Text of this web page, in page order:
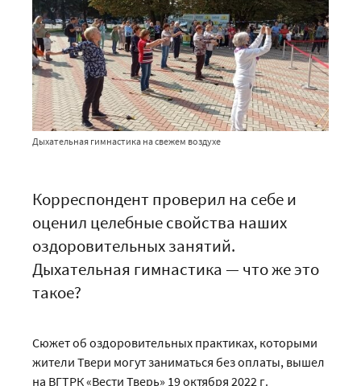
Дыхательная гимнастика на свежем воздухе
Корреспондент проверил на себе и
оценил целебные свойства наших
оздоровительных занятий.
Дыхательная гимнастика — что же это
такое?
Сюжет об оздоровительных практиках, которыми
жители Твери могут заниматься без оплаты, вышел
на ВГТРК «Вести Тверь» 19 октября 2022 г.